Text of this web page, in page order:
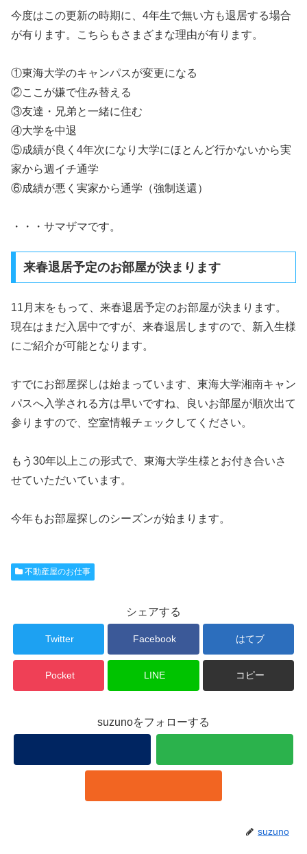
今度はこの更新の時期に、4年生で無い方も退居する場合
が有ります。こちらもさまざまな理由が有ります。
①東海大学のキャンパスが変更になる
②ここが嫌で住み替える
③友達・兄弟と一緒に住む
④大学を中退
⑤成績が良く4年次になり大学にほとんど行かないから実
家から週イチ通学
⑥成績が悪く実家から通学（強制送還）
・・・サマザマです。
来春退居予定のお部屋が決まります
11月末をもって、来春退居予定のお部屋が決まります。
現在はまだ入居中ですが、来春退居しますので、新入生様
にご紹介が可能となります。
すでにお部屋探しは始まっています、東海大学湘南キャン
パスへ入学される方は早いですね、良いお部屋が順次出て
参りますので、空室情報チェックしてください。
もう30年以上この形式で、東海大学生様とお付き合いさ
せていただいています。
今年もお部屋探しのシーズンが始まります。
不動産屋のお仕事
シェアする
Twitter Facebook はてブ
Pocket LINE コピー
suzunoをフォローする
suzuno